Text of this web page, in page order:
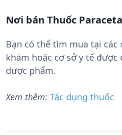
Nơi bán Thuốc
Bạn có thể tìm mua tại các
khám hoặc cơ sở y tế được
dược phẩm.
Xem thêm: Tác dụng thuốc